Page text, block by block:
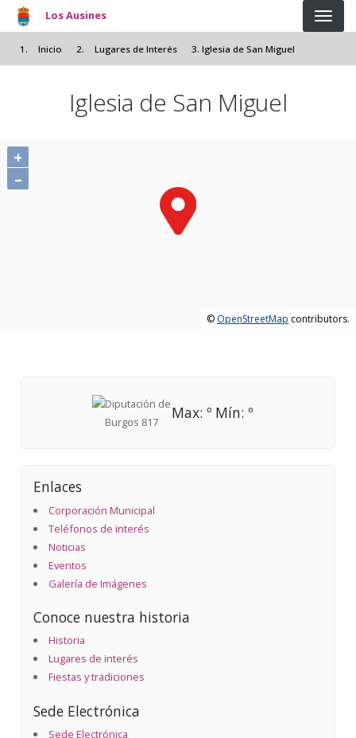
Pasar al contenido principal
Los Ausines
Inicio Lugares de Interés Iglesia de San Miguel
Iglesia de San Miguel
+
–
© OpenStreetMap contributors.
Max: º Mín: º
Enlaces
Corporación Municipal
Teléfonos de interés
Noticias
Eventos
Galería de Imágenes
Conoce nuestra historia
Historia
Lugares de interés
Fiestas y tradiciones
Sede Electrónica
Sede Electrónica